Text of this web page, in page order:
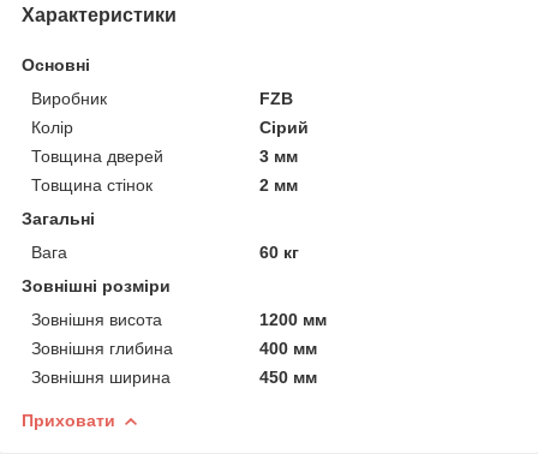
Характеристики
Основні
Виробник
FZB
Колір
Сірий
Товщина дверей
3 мм
Товщина стінок
2 мм
Загальні
Вага
60 кг
Зовнішні розміри
Зовнішня висота
1200 мм
Зовнішня глибина
400 мм
Зовнішня ширина
450 мм
Приховати